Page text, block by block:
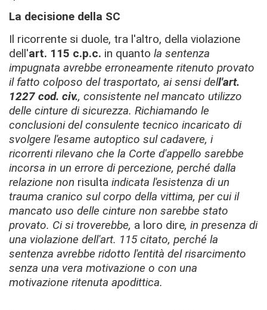
La decisione della SC
Il ricorrente si duole, tra l'altro, della violazione
dell'art. 115 c.p.c. in quanto la sentenza
impugnata avrebbe erroneamente ritenuto provato
il fatto colposo del trasportato, ai sensi dell'art.
1227 cod. civ., consistente nel mancato utilizzo
delle cinture di sicurezza. Richiamando le
conclusioni del consulente tecnico incaricato di
svolgere l'esame autoptico sul cadavere, i
ricorrenti rilevano che la Corte d'appello sarebbe
incorsa in un errore di percezione, perché dalla
relazione non risulta indicata l'esistenza di un
trauma cranico sul corpo della vittima, per cui il
mancato uso delle cinture non sarebbe stato
provato. Ci si troverebbe, a loro dire, in presenza di
una violazione dell'art. 115 citato, perché la
sentenza avrebbe ridotto l'entità del risarcimento
senza una vera motivazione o con una
motivazione ritenuta apodittica.